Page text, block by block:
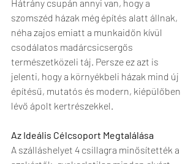
Hátrány csupán annyi van, hogy a
szomszéd házak még építés alatt állnak,
néha zajos emiatt a munkaidőn kívül
csodálatos madárcsicsergős
természetközeli táj. Persze ez azt is
jelenti, hogy a környékbeli házak mind új
építésű, mutatós és modern, kiépülőben
lévő ápolt kertrészekkel.
Az Ideális Célcsoport Megtalálása
A szálláshelyet 4 csillagra minősítették a